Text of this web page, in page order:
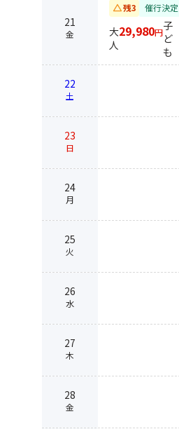
21
金
change_history残3 催行決定
大
人
29,980円子
ど
も
22
土
23
日
24
月
25
火
26
水
27
木
28
金